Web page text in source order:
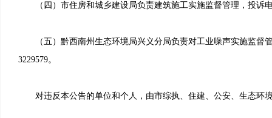
（四）市住房和城乡建设局负责建筑施工实施监督管理，投诉电
（五）黔西南州生态环境局兴义分局负责对工业噪声实施监督
3229579。
对违反本公告的单位和个人，由市综执、住建、公安、生态环